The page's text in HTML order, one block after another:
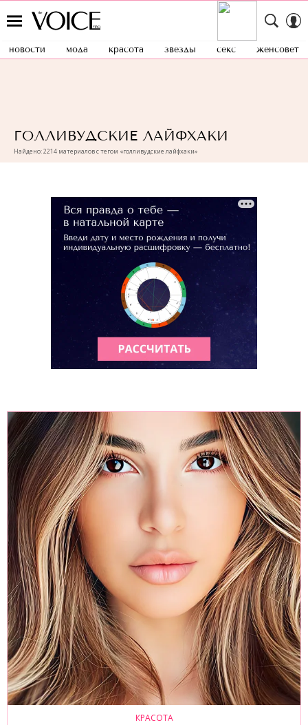
новости мода красота звезды секс женсовет
ГОЛЛИВУДСКИЕ ЛАЙФХАКИ
Найдено: 2214 материалов с тегом «голливудские лайфхаки»
КРАСОТА